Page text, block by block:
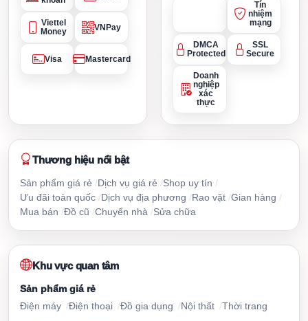
Viettel
Money
VNPay
Visa Mastercard
Tín
nhiệm
mạng
DMCA
Protected
SSL
Secure
Doanh
nghiệp
xác
thực
Thương hiệu nổi bật
Sản phẩm giá rẻ Dịch vụ giá rẻ
Shop uy tín
Ưu đãi toàn quốc Dịch vụ địa phương Rao vặt Gian hàng
Mua bán Đồ cũ Chuyển nhà Sửa chữa
Khu vực quan tâm
Sản phẩm giá rẻ
Điện máy
Điện thoại Đồ gia dụng Nội thất
Thời trang